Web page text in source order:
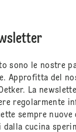
sono le nostre
Approfitta del
La
regolarmente
sempre nuove
cucina